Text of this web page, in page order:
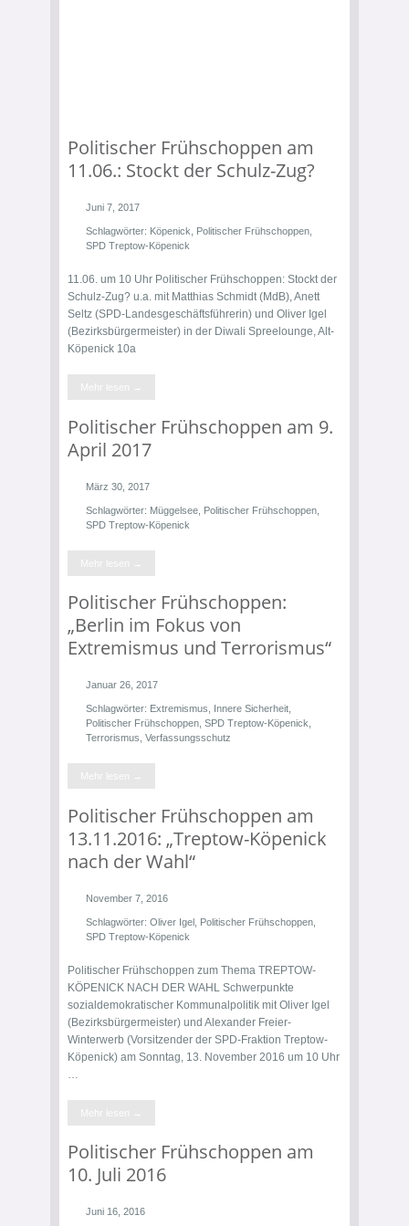
Politischer Frühschoppen am
11.06.: Stockt der Schulz-Zug?
Juni 7, 2017
Schlagwörter: Köpenick Politischer Frühschoppen
SPD Treptow-Köpenick
11.06. um 10 Uhr Politischer Frühschoppen: Stockt der
Schulz-Zug? u.a. mit Matthias Schmidt (MdB), Anett
Seltz (SPD-Landesgeschäftsführerin) und Oliver Igel
(Bezirksbürgermeister) in der Diwali Spreelounge, Alt-
Köpenick 10a
Mehr lesen →
Politischer Frühschoppen am 9.
April 2017
März 30, 2017
Schlagwörter: Müggelsee Politischer Frühschoppen
SPD Treptow-Köpenick
Mehr lesen →
Politischer Frühschoppen:
„Berlin im Fokus von
Extremismus und Terrorismus“
Januar 26, 2017
Schlagwörter: Extremismus Innere Sicherheit
Politischer Frühschoppen SPD Treptow-Köpenick
Terrorismus Verfassungsschutz
Mehr lesen →
Politischer Frühschoppen am
13.11.2016: „Treptow-Köpenick
nach der Wahl“
November 7, 2016
Schlagwörter: Oliver Igel Politischer Frühschoppen
SPD Treptow-Köpenick
Politischer Frühschoppen zum Thema TREPTOW-
KÖPENICK NACH DER WAHL Schwerpunkte
sozialdemokratischer Kommunalpolitik mit Oliver Igel
(Bezirksbürgermeister) und Alexander Freier-
Winterwerb (Vorsitzender der SPD-Fraktion Treptow-
Köpenick) am Sonntag, 13. November 2016 um 10 Uhr
Mehr lesen →
Politischer Frühschoppen am
10. Juli 2016
Juni 16, 2016